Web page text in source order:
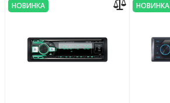
НОВИНКА НОВИНКА